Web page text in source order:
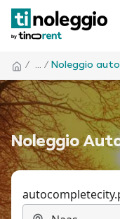
/ ... / Noleggio
Noleggio